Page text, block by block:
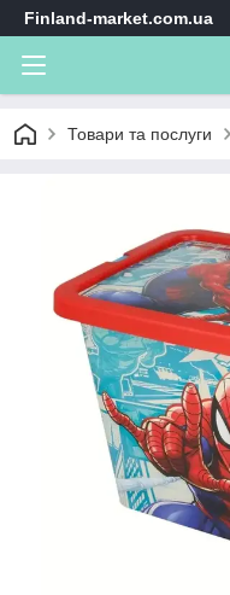
Finland-market.com.ua
Товари та послуги